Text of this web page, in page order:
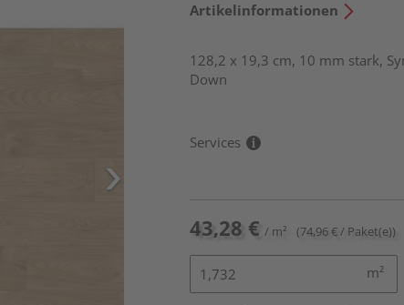
Artikelinformationen
128,2 x 19,3 cm, 10 mm stark,
Down
Services
43,28 € / m² (74,96 € / Paket(e))
m²